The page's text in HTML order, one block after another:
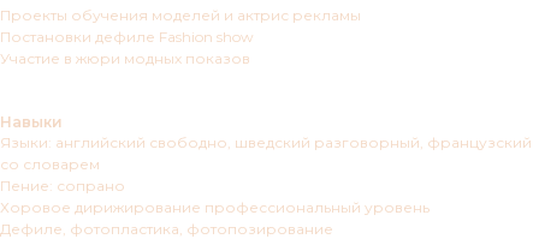
Проекты обучения моделей и актрис рекламы
Постановки дефиле Fashion show
Участие в жюри модных показов
Навыки
Языки: английский свободно, шведский разговорный, французский
со словарем
Пение: сопрано
Хоровое дирижирование профессиональный уровень
Дефиле, фотопластика, фотопозирование